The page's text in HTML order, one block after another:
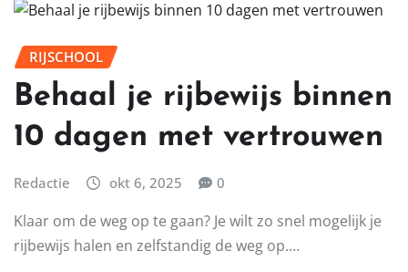
RIJSCHOOL
Behaal je rijbewijs binnen
10 dagen met vertrouwen
Redactie okt 6, 2025 0
Klaar om de weg op te gaan? Je wilt zo snel mogelijk je
rijbewijs halen en zelfstandig de weg op.…